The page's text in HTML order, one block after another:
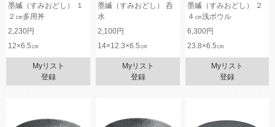
墨縅（すみおどし） １
２㎝多用丼
墨縅（すみおどし） 呑
水
墨縅（すみおどし） ２
４㎝浅ボウル
2,230円
2,100円
6,300円
12×6.5㎝
14×12.3×6.5㎝ 23.8×6.5㎝
Myリスト
登録
Myリスト
登録
Myリスト
登録